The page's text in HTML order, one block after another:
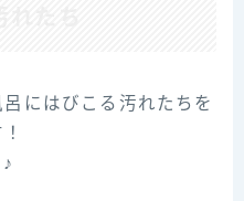
にはびこる汚れたちを